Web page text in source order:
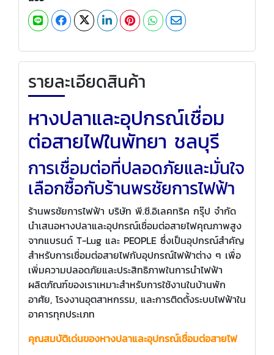
รายละเอียดสินค้า
หางปลาและอุปกรณ์เชื่อม
ต่อสายไฟในพัทยา ชลบุรี
การเชื่อมต่อที่ปลอดภัยและมั่นใจ
เลือกซื้อกับร้านพรชัยการไฟฟ้า
ร้านพรชัยการไฟฟ้า บริษัท พี.ซี.อิเลคทริค กรุ๊ป จำกัด
นำเสนอหางปลาและอุปกรณ์เชื่อมต่อสายไฟคุณภาพสูง
จากแบรนด์ T-Lug และ PEOPLE ซึ่งเป็นอุปกรณ์สำคัญ
สำหรับการเชื่อมต่อสายไฟกับอุปกรณ์ไฟฟ้าต่าง ๆ เพื่อ
เพิ่มความปลอดภัยและประสิทธิภาพในการนำไฟฟ้า
ผลิตภัณฑ์ของเราเหมาะสำหรับการใช้งานในบ้านพัก
อาศัย, โรงงานอุตสาหกรรม, และการติดตั้งระบบไฟฟ้าใน
อาคารทุกประเภท
คุณสมบัติเด่นของหางปลาและอุปกรณ์เชื่อมต่อสายไฟ